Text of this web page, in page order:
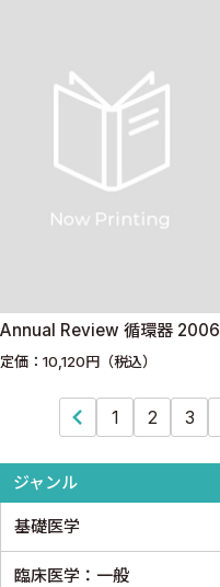
ジャンル
基礎医学
基礎医学一般
臨床医学：一般
Annual Review 循環器 2006
定価：10,120円（税込）
1 2 3